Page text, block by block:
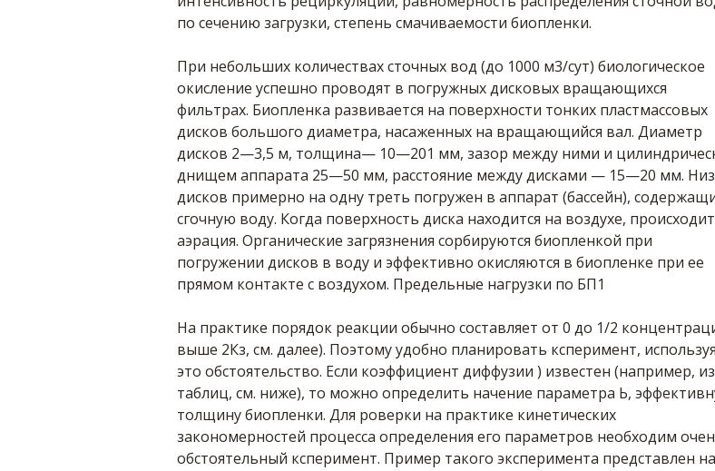
по сечению загрузки, степень смачиваемости биопленки.
При небольших количествах сточных вод (до 1000 м3/сут) биологическое
окисление успешно проводят в погружных дисковых вращающихся
фильтрах. Биопленка развивается на поверхности тонких пластмассовых
дисков большого диаметра, насаженных на вращающийся вал. Диаметр
дисков 2—3,5 м, толщина— 10—201 мм, зазор между ними и
днищем аппарата 25—50 мм, расстояние между дисками — 15—20 мм. Низ
дисков примерно на одну треть погружен в аппарат (бассейн),
сгочную воду. Когда поверхность диска находится на воздухе, происходит
аэрация. Органические загрязнения сорбируются биопленкой при
погружении дисков в воду и эффективно окисляются в биопленке при ее
прямом контакте с воздухом. Предельные нагрузки по БП1
На практике порядок реакции обычно составляет от 0 до 1/2
выше 2Кз, см. далее). Поэтому удобно планировать ксперимент, используя
это обстоятельство. Если коэффициент диффузии ) известен (например, из
таблиц, см. ниже), то можно определить начение параметра Ь,
толщину биопленки. Для роверки на практике кинетических
закономерностей процесса определения его параметров необходим
обстоятельный ксперимент. Пример такого эксперимента представлен на